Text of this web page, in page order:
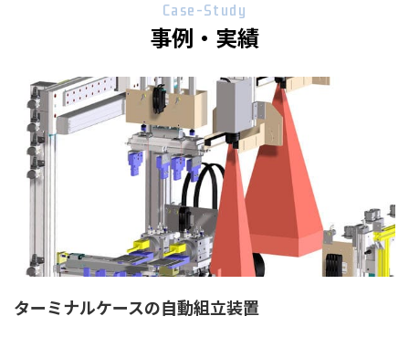
Case-Study
事例・実績
ターミナルケースの自動組立装置